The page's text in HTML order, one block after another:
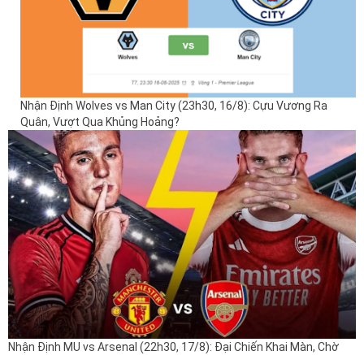
Nhận Định Wolves vs Man City (23h30, 16/8): Cựu Vương Ra
Quân, Vượt Qua Khủng Hoảng?
Nhận Định MU vs Arsenal (22h30, 17/8): Đại Chiến Khai Màn, Chờ